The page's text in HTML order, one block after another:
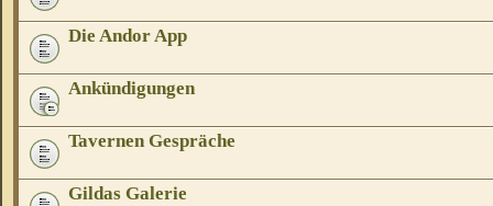
Die Andor App
Ankündigungen
Tavernen Gespräche
Gildas Galerie